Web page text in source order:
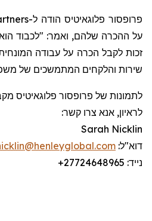
פרופסור פלוגאיטיס הודה ל-
על ההכרה שלהם, ואמר: "לכבוד
זכות לקבל הכרה על עבודה
שירות והלקחים המתמשכים של
לתמונות של פרופסור פלוגאיטיס
לראיון, אנא צרו קשר:
Sarah Nicklin
דוא"ל:
נייד: +27724648965